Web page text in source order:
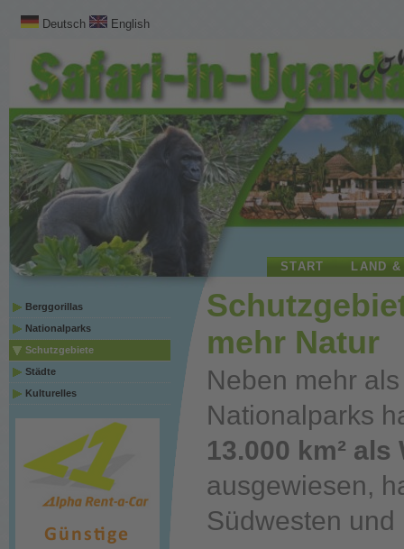
Deutsch English
START LAND
Berggorillas
Nationalparks
Schutzgebiete
Städte
Kulturelles
mehr Natur
Neben mehr
Nationalparks
13.000 km²
ausgewiesen,
Südwesten